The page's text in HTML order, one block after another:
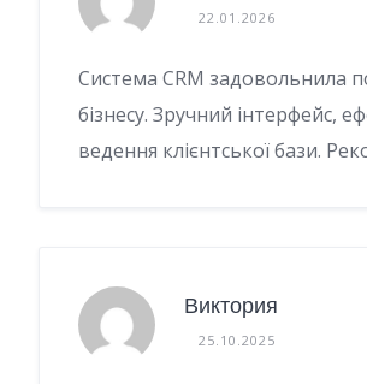
22.01.2026
Система CRM задовольнила
бізнесу. Зручний інтерфейс,
ведення клієнтської бази.
Виктория
25.10.2025